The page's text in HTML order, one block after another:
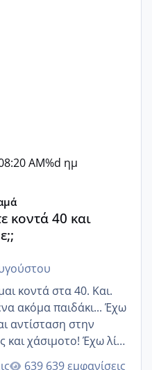
AM%d ημ
κοντά 40 και
κοντά στα 40. Και.
παιδάκι... Έχω
αντίσταση στην
και χάσιμοτο! Έχω λίγα
όσο κ αν προσπαθώ
639 εμφανίσεις